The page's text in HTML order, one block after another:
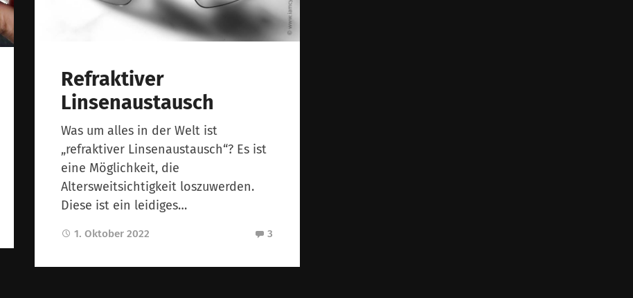
Refraktiver
Linsenaustausch
Was um alles in der Welt ist
„refraktiver Linsenaustausch“? Es ist
eine Möglichkeit, die
Altersweitsichtigkeit loszuwerden.
Diese ist ein leidiges…
1. Oktober 2022 3